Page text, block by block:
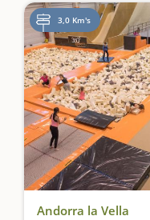
3,0 Km's
Andorra la Vella